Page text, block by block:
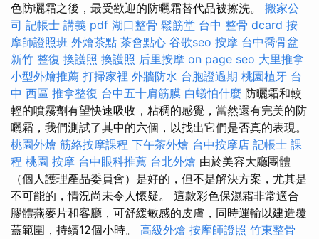
色防曬霜之後，最受歡迎的防曬霜替代品被擦洗。 搬家公
司 記帳士 講義 pdf 湖口整骨 鬆筋堂 台中 整骨 dcard 按
摩師證照班 外燴茶點 茶會點心 谷歌seo 按摩 台中喬骨盆
新竹 整復 換護照 換護照 后里按摩 on page seo 大里推拿
小型外燴推薦 打掃家裡 外牆防水 台胞證過期 桃園植牙 台
中 西區 推拿整復 台中五十肩筋膜 白蟻怕什麼 防曬霜和較
輕的噴霧劑有望快速吸收，粘稠的感覺，當然還有完美的防
曬霜，我們測試了其中的六個，以找出它們是否真的表現。
桃園外燴 筋絡按摩課程 下午茶外燴 台中按摩店 記帳士 課
程 桃園 按摩 台中眼科推薦 台北外燴 由於美容大廳團體
（個人護理產品委員會）是好的，但不是解決方案，尤其是
不可能的，情況尚未令人懷疑。 這款彩色保濕霜非常適合
膠體燕麥片和客廳，可舒緩敏感的皮膚，同時運輸以建造覆
蓋範圍，持續12個小時。 高級外燴 按摩師證照 竹東整骨